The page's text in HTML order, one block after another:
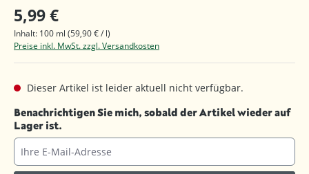
5,99 €
Inhalt: 100 ml (59,90 € / l)
Preise inkl. MwSt. zzgl. Versandkosten
Dieser Artikel ist leider aktuell nicht verfügbar.
Benachrichtigen Sie mich, sobald der Artikel wieder auf
Lager ist.
Ihre E-Mail-Adresse